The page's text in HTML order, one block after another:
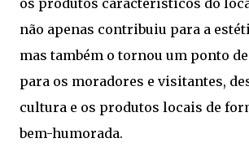
não apenas contribuiu para a
mas também o tornou um ponto
para os moradores e visitantes,
cultura e os produtos locais de
bem-humorada.